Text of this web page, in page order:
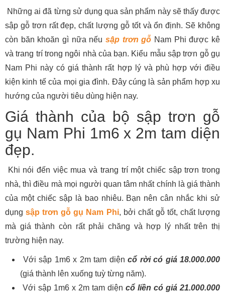
Những ai đã từng sử dụng qua sản phẩm này sẽ thấy được
sập gỗ trơn rất đẹp, chất lượng gỗ tốt và ổn định. Sẽ không
còn băn khoăn gì nữa nếu sập trơn gỗ Nam Phi được kê
và trang trí trong ngôi nhà của bạn. Kiểu mẫu sập trơn gỗ gụ
Nam Phi này có giá thành rất hợp lý và phù hợp với điều
kiện kinh tế của mọi gia đình. Đây cúng là sản phẩm hợp xu
hướng của người tiêu dùng hiện nay.
Giá thành của bộ sập trơn gỗ
gụ Nam Phi 1m6 x 2m tam diện
đẹp.
Khi nói đến việc mua và trang trí một chiếc sập trơn trong
nhà, thì điều mà mọi người quan tâm nhất chính là giá thành
của một chiếc sập là bao nhiêu. Bạn nên cân nhắc khi sử
dụngsập trơn gỗ gụ Nam Phi, bởi chất gỗ tốt, chất lượng
mà giá thành còn rất phải chăng và hợp lý nhất trên thị
trường hiện nay.
Với sập 1m6 x 2m tam diện cổ rời có giá 18.000.000
(giá thành lên xuống tuỳ từng năm).
Với sập 1m6 x 2m tam diện cổ liền có giá 21.000.000